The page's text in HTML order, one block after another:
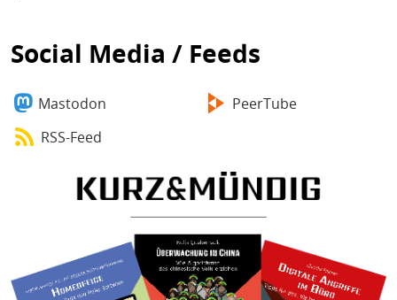
Social Media / Feeds
Mastodon
PeerTube
RSS-Feed